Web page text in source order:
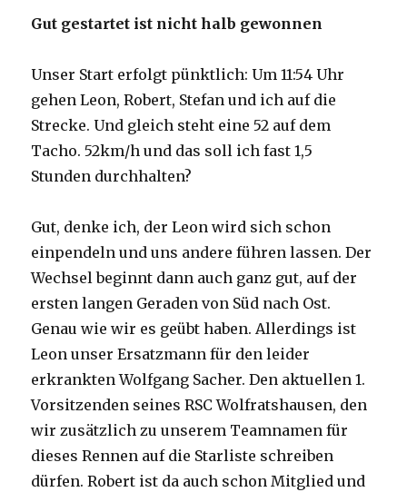
Gut gestartet ist nicht halb gewonnen
Unser Start erfolgt pünktlich: Um 11:54 Uhr
gehen Leon, Robert, Stefan und ich auf die
Strecke. Und gleich steht eine 52 auf dem
Tacho. 52km/h und das soll ich fast 1,5
Stunden durchhalten?
Gut, denke ich, der Leon wird sich schon
einpendeln und uns andere führen lassen. Der
Wechsel beginnt dann auch ganz gut, auf der
ersten langen Geraden von Süd nach Ost.
Genau wie wir es geübt haben. Allerdings ist
Leon unser Ersatzmann für den leider
erkrankten Wolfgang Sacher. Den aktuellen 1.
Vorsitzenden seines RSC Wolfratshausen, den
wir zusätzlich zu unserem Teamnamen für
dieses Rennen auf die Starliste schreiben
dürfen. Robert ist da auch schon Mitglied und